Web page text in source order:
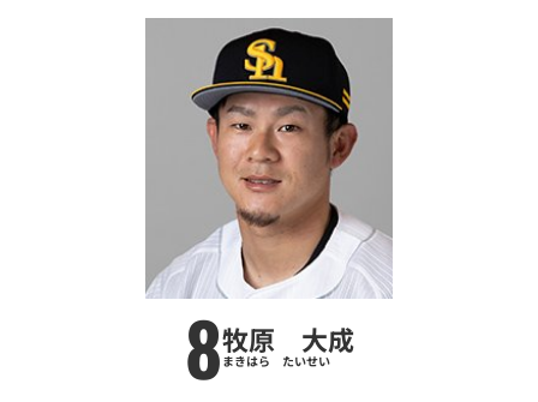
8牧原 大成
まきはら たいせい